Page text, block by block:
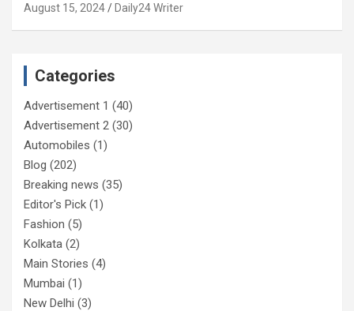
August 15, 2024 Daily24 Writer
Categories
Advertisement 1 (40)
Advertisement 2 (30)
Automobiles (1)
Blog (202)
Breaking news (35)
Editor's Pick (1)
Fashion (5)
Kolkata (2)
Main Stories (4)
Mumbai (1)
New Delhi (3)